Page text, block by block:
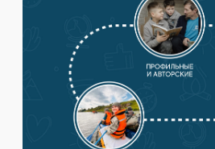
ПУТЕВОДИТЕЛЬ